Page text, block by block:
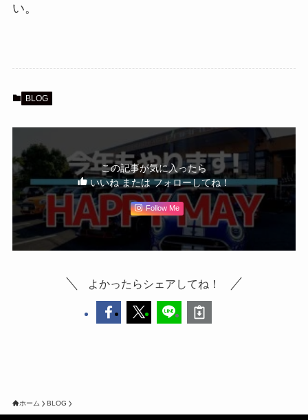
い。
BLOG
この記事が気に入ったら
いいね または フォローしてね！
Follow Me
よかったらシェアしてね！
ホーム BLOG